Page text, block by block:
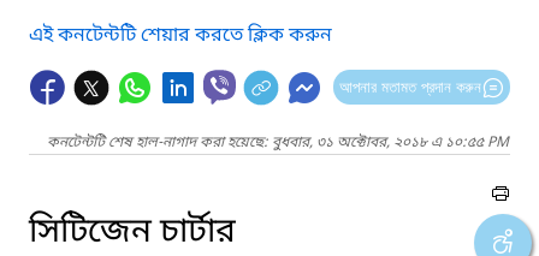
এই কনটেন্টটি শেয়ার করতে ক্লিক করুন
আপনার মতামত প্রদান করুন
কনটেন্টটি শেষ হাল-নাগাদ করা হয়েছে: বুধবার, ৩১ অক্টোবর, ২০১৮ এ ১০:৫৫ PM
সিটিজেন চার্টার